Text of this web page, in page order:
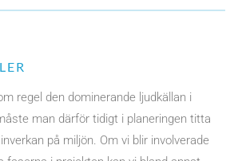
regel den dominerande ljudkällan i
man därför tidigt i planeringen titta
på miljön. Om vi blir involverade